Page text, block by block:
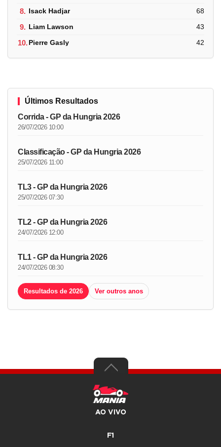
8. Isack Hadjar 68
9. Liam Lawson 43
10.Pierre Gasly 42
Últimos Resultados
Corrida - GP da Hungria 2026
26/07/2026 10:00
Classificação - GP da Hungria 2026
25/07/2026 11:00
TL3 - GP da Hungria 2026
25/07/2026 07:30
TL2 - GP da Hungria 2026
24/07/2026 12:00
TL1 - GP da Hungria 2026
24/07/2026 08:30
Resultados de 2026 Ver outros anos
AO VIVO
F1